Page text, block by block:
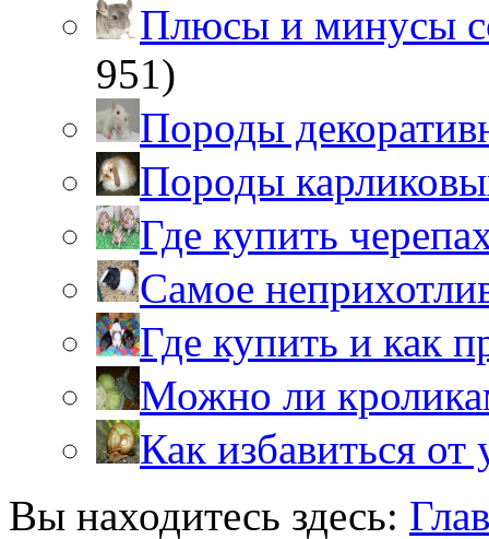
Плюсы и минусы
951)
Породы
Породы
Где купить
Самое
Где купить и как
Можно ли
Как избавиться от
Вы находитесь здесь: